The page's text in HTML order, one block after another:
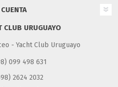
CLUB URUGUAYO
- Yacht Club Uruguayo
099 498 631
2624 2032